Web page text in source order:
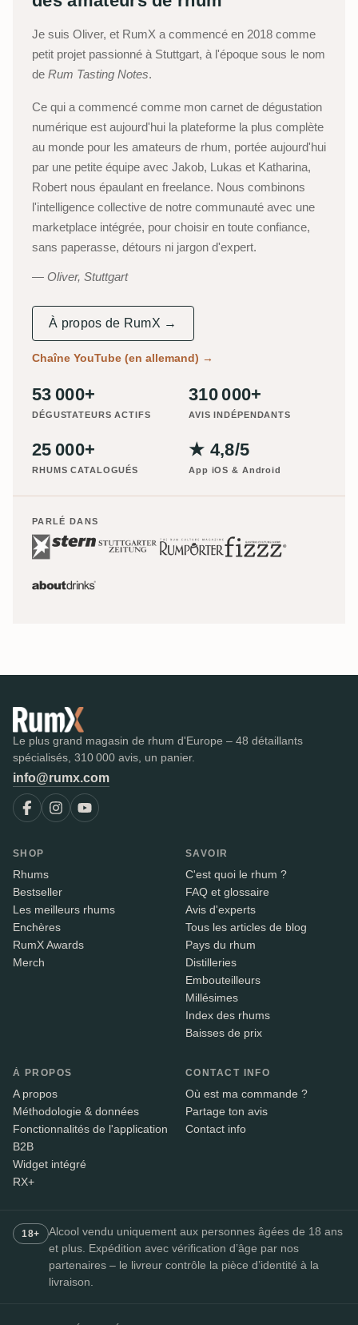
Je suis Oliver, et RumX a commencé en 2018 comme
petit projet passionné à Stuttgart, à l'époque sous le nom
de Rum Tasting Notes.
Ce qui a commencé comme mon carnet de dégustation
numérique est aujourd'hui la plateforme la plus complète
au monde pour les amateurs de rhum, portée aujourd'hui
par une petite équipe avec Jakob, Lukas et Katharina,
Robert nous épaulant en freelance. Nous combinons
l'intelligence collective de notre communauté avec une
marketplace intégrée, pour choisir en toute confiance,
sans paperasse, détours ni jargon d'expert.
Oliver, Stuttgart
À propos de RumX →
Chaîne YouTube (en allemand) →
53 000+
DÉGUSTATEURS ACTIFS
310 000+
AVIS INDÉPENDANTS
25 000+
RHUMS CATALOGUÉS
★ 4,8/5
App iOS & Android
PARLÉ DANS
Le plus grand magasin de rhum d'Europe – 48 détaillants
spécialisés, 310 000 avis, un panier.
info@rumx.com
SHOP
Rhums
Bestseller
Les meilleurs rhums
Enchères
RumX Awards
Merch
SAVOIR
C'est quoi le rhum ?
FAQ et glossaire
Avis d'experts
Tous les articles de blog
Pays du rhum
Distilleries
Embouteilleurs
Millésimes
Index des rhums
Baisses de prix
À PROPOS
A propos
Méthodologie & données
Fonctionnalités de l'application
B2B
Widget intégré
RX+
CONTACT INFO
Où est ma commande ?
Partage ton avis
Contact info
18+
Alcool vendu uniquement aux personnes âgées de 18 ans
et plus. Expédition avec vérification d’âge par nos
partenaires – le livreur contrôle la pièce d’identité à la
livraison.